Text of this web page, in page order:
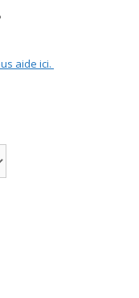
aide ici.